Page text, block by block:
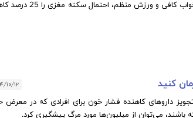
مطالعات جدید انجمن سکته مغزی آمریکا نشان می دهد، خواب کافی و ورزش
کنید ۱۳۹۴/
داروهای کاهنده فشار خون برای افرادی که در معرض
باشند، می‌توان از میلیون‌ها مورد مرگ پیشگیری کرد.